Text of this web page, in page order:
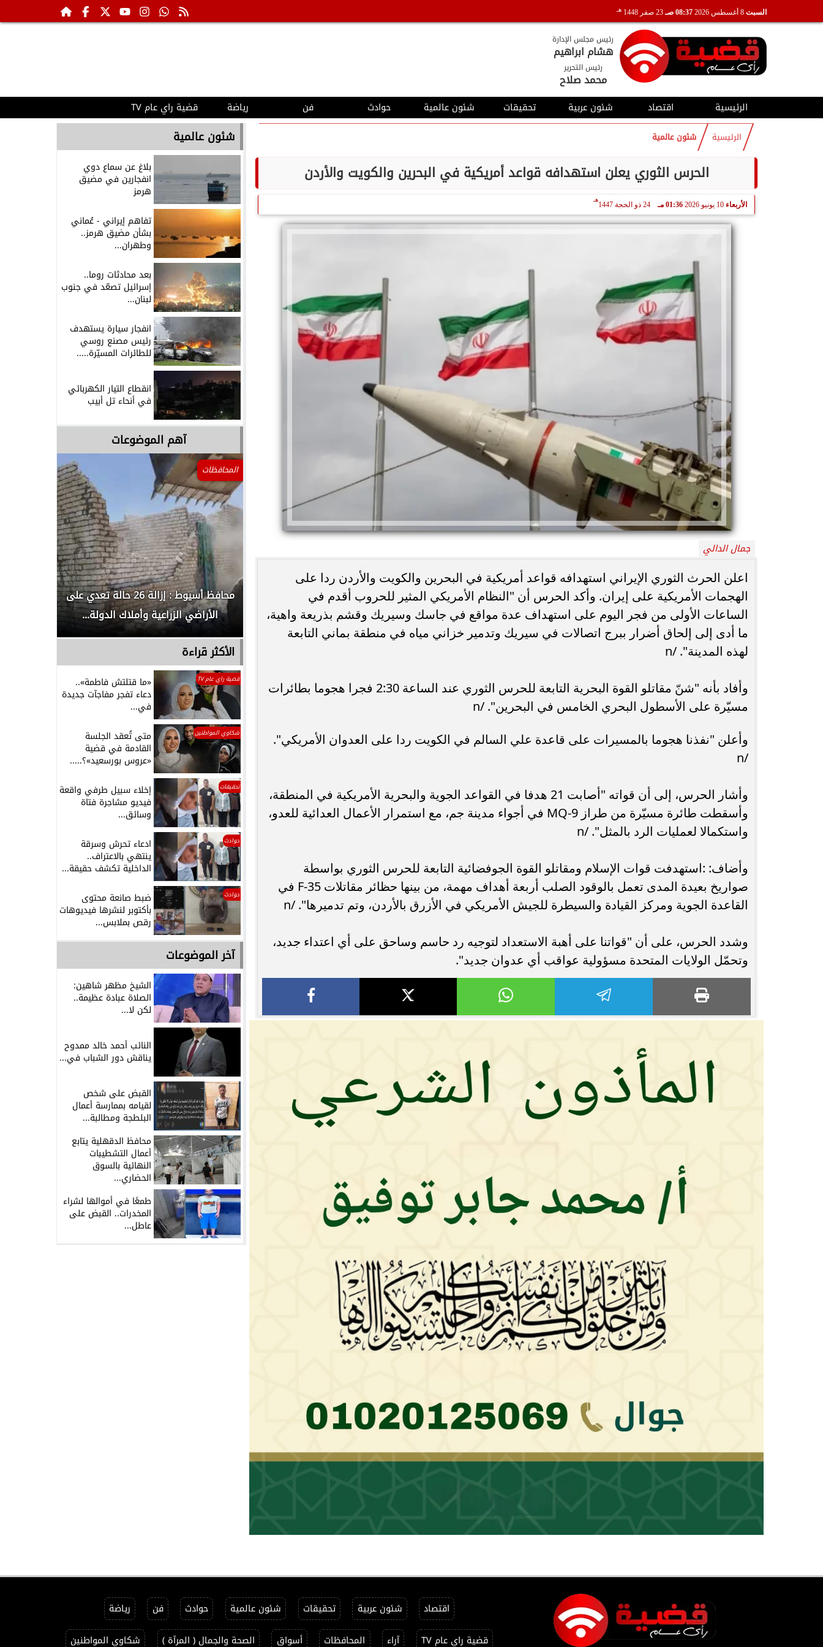
السبت 08:37 صـ 23 صفر 1448 هـ
رئيس مجلس الإدارة
هشام ابراهيم
رئيس التحرير
محمد صلاح
الرئيسية اقتصاد شئون عربية تحقيقات شئون عالمية حوادث فن رياضة قضية راي عام TV
الرئيسية شئون عالمية
الحرس الثوري يعلن استهدافه قواعد أمريكية في البحرين والكويت والأردن
الأربعاء 10 يونيو 2026 01:36 مـ 24 ذو الحجة 1447
هـ
جمال الدالي
اعلن الحرث الثوري الإيراني استهدافه قواعد أمريكية في البحرين والكويت والأردن ردا على
الهجمات الأمريكية على إيران. وأكد الحرس أن "النظام الأمريكي المثير للحروب أقدم في
الساعات الأولى من فجر اليوم على استهداف عدة مواقع في جاسك وسيريك وقشم بذريعة واهية،
ما أدى إلى إلحاق أضرار ببرج اتصالات في سيريك وتدمير خزاني مياه في منطقة بماني التابعة
لهذه المدينة". /n
وأفاد بأنه "شنّ مقاتلو القوة البحرية التابعة للحرس الثوري عند الساعة 2:30 فجرا هجوما بطائرات
مسيّرة على الأسطول البحري الخامس في ​البحرين". /n
وأعلن "نفذنا هجوما بالمسيرات على ​قاعدة علي السالم​ في الكويت ردا على العدوان الأمريكي".
/n
وأشار الحرس، إلى أن قواته "أصابت 21 هدفا في القواعد الجوية والبحرية الأمريكية في المنطقة،
وأسقطت طائرة مسيّرة من طراز MQ-9 في أجواء مدينة جم، مع استمرار الأعمال العدائية للعدو،
واستكمالا لعمليات الرد بالمثل". /n
وأضاف: :استهدفت قوات الإسلام ومقاتلو القوة الجوفضائية التابعة للحرس الثوري بواسطة
صواريخ بعيدة المدى تعمل بالوقود الصلب أربعة أهداف مهمة، من بينها حظائر مقاتلات F-35 في
القاعدة الجوية ومركز القيادة والسيطرة للجيش الأمريكي في الأزرق بالأردن، وتم تدميرها". /n
وشدد الحرس، على أن "قواتنا على أهبة الاستعداد لتوجيه رد حاسم وساحق على أي اعتداء جديد،
وتحمّل ​الولايات المتحدة مسؤولية عواقب أي عدوان جديد".
شئون عالمية
بلاغ عن سماع دوي
انفجارين في مضيق
هرمز
تفاهم إيراني - عُماني
بشأن مضيق هرمز..
وطهران...
بعد محادثات روما..
إسرائيل تصعّد في جنوب
لبنان...
انفجار سيارة يستهدف
رئيس مصنع روسي
للطائرات المسيّرة.....
انقطاع التيار الكهربائي
في أنحاء تل أبيب
آهم الموضوعات
محافظ أسيوط : حملات مكثفة لرفع
الإشغالات بحي شرق لإعادة الانضباط
وتحقيق...
رحلت في أثناء أداء رسالتها.. وفاة ممرضة
بمستشفى بني عبيد والأهالي ينعونها
محافظ القاهرة يعتمد جدول إمتحانات الدور
الثاني للعام الدراسي ٢٠٢٥...
المحافظات
محافظ أسيوط : إزالة 26 حالة تعدي على
الأراضي الزراعية وأملاك الدولة...
الأكثر قراءة
قضية راي عام TV «ما قتلتش فاطمة»..
دعاء تفجر مفاجآت جديدة
في...
شكاوي المواطنين متى تُعقد الجلسة
القادمة في قضية
«عروس بورسعيد»؟.....
تحقيقات إخلاء سبيل طرفي واقعة
فيديو مشاجرة فتاة
وسائق...
حوادث ادعاء تحرش وسرقة
ينتهي بالاعتراف..
الداخلية تكشف حقيقة...
حوادث ضبط صانعة محتوى
بأكتوبر لنشرها فيديوهات
رقص بملابس...
آخر الموضوعات
الشيخ مظهر شاهين:
الصلاة عبادة عظيمة..
لكن لا...
النائب أحمد خالد ممدوح
يناقش دور الشباب في...
القبض على شخص
لقيامه بممارسة أعمال
البلطجة ومطالبة...
محافظ الدقهلية يتابع
أعمال التشطيبات
النهائية بالسوق
الحضاري...
طمعًا في أموالها لشراء
المخدرات.. القبض على
عاطل...
اقتصاد شئون عربية تحقيقات شئون عالمية حوادث فن
رياضة
قضية راي عام TV
آراء المحافظات أسواق الصحة والجمال ( المرآة ) شكاوي المواطنين